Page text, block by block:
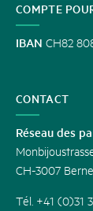
COMPTE
IBAN CH82
CONTACT
Réseau des
CH-3007 Berne
Tél. +41 (0)31